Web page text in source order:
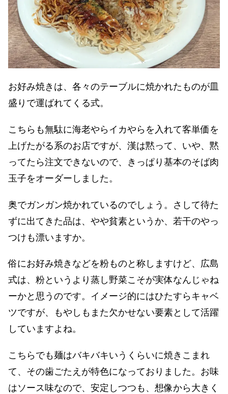
お好み焼きは、各々のテーブルに焼かれたものが皿
盛りで運ばれてくる式。
こちらも無駄に海老やらイカやらを入れて客単価を
上げたがる系のお店ですが、漢は黙って、いや、黙
ってたら注文できないので、きっぱり基本のそば肉
玉子をオーダーしました。
奥でガンガン焼かれているのでしょう。さして待た
ずに出てきた品は、やや貧素というか、若干のやっ
つけも漂いますか。
俗にお好み焼きなどを粉ものと称しますけど、広島
式は、粉というより蒸し野菜こそが実体なんじゃね
ーかと思うのです。イメージ的にはひたすらキャベ
ツですが、もやしもまた欠かせない要素として活躍
していますよね。
こちらでも麺はバキバキいうくらいに焼きこまれ
て、その歯ごたえが特色になっておりました。お味
はソース味なので、安定しつつも、想像から大きく